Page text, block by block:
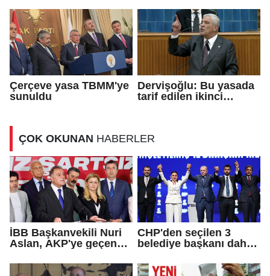
ne?
Çerçeve yasa TBMM'ye
sunuldu
Dervişoğlu: Bu yasada
tarif edilen ikinci
ÇOK OKUNAN HABERLER
İBB Başkanvekili Nuri
Aslan, AKP'ye geçen
iddialarına yanıt verdi
CHP'den seçilen 3
belediye başkanı daha